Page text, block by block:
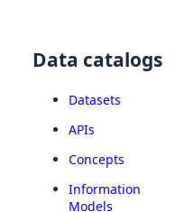
Data catalogs
Datasets
APIs
Concepts
Information
Models